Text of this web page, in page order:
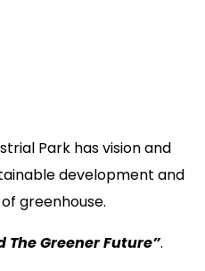
Park has vision and
development and
greenhouse.
Greener Future”.